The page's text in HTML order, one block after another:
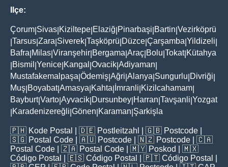
Ilçe:
Çorum Sivas Kiziltepe Elaziğ Pinarbaşi Bartin Vezirköprü
Tarsus Zara Siverek Taşköprü Düzce Çarşamba Yildizeli
Bafra Milas Viranşehir Bergama Araç Bolu Tokat| Kütahya
Bismil Yenice Kangal Ovacik Adiyaman
Mustafakemalpaşa Ödemiş Ağri Alanya Sungurlu Divriği
Muş Boyabat|Amasya Kahta İmranli Kizilcahamam
Bayburt|Varto Ayvacik Dursunbey Harran Tavşanli Yozgat
Karadenizereğli Gönen Karaman Şarkişla
🇵🇭 Kode Postal | 🇩🇪 Postleitzahl | 🇬🇧 Postcode
🇸🇬 Postal Code | 🇦🇺 Postcode | 🇳🇿 Postcode | 🇨🇦
Postal Code | 🇿🇦 Postal Code | 🇲🇾 Poskod
| 🇲🇽
Código Postal
| 🇪🇸 Código Postal | 🇵🇹 Código Postal